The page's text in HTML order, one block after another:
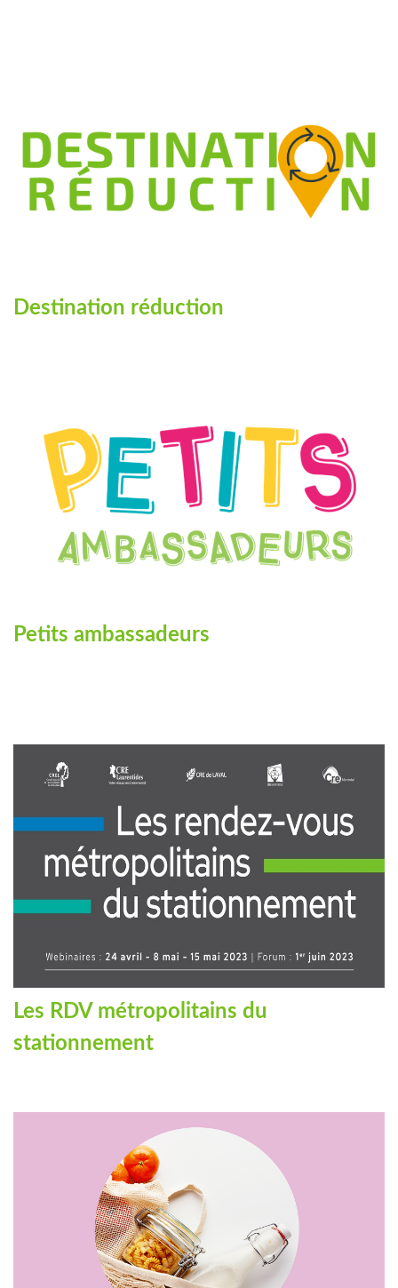
Destination réduction
Petits ambassadeurs
Les RDV métropolitains du
stationnement